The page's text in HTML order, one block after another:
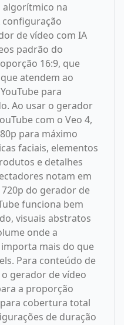
algorítmico na
configuração
de vídeo com IA
padrão do
16:9, que
atendem ao
para
Ao usar o gerador
com o Veo 4,
para máximo
faciais, elementos
e detalhes
notam em
do gerador de
funciona bem
visuais abstratos
onde a
mais do que
Para conteúdo de
gerador de vídeo
a proporção
cobertura total
de duração